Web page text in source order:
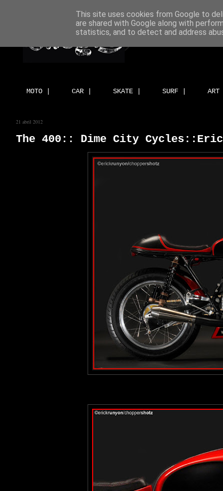
MOTO | CAR | SKATE | SURF |
21 abril 2012
The 400:: Dime City
This site uses cookies from Google to
are shared with Google along with
statistics, and to detect and address